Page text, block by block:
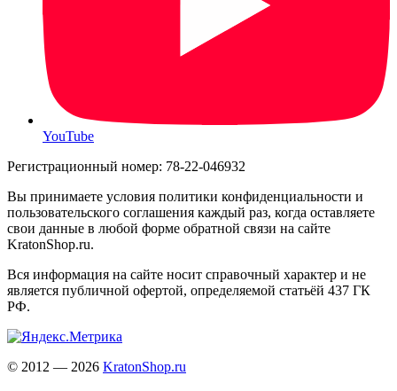
YouTube
Регистрационный номер: 78-22-046932
Вы принимаете условия политики конфиденциальности и
пользовательского соглашения каждый раз, когда оставляете
свои данные в любой форме обратной связи на сайте
KratonShop.ru.
Вся информация на сайте носит справочный характер и не
является публичной офертой, определяемой статьёй 437 ГК
РФ.
© 2012 — 2026 KratonShop.ru